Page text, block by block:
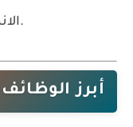
الانضمام إلى الإدارة أو القسم المختص.
أبرز